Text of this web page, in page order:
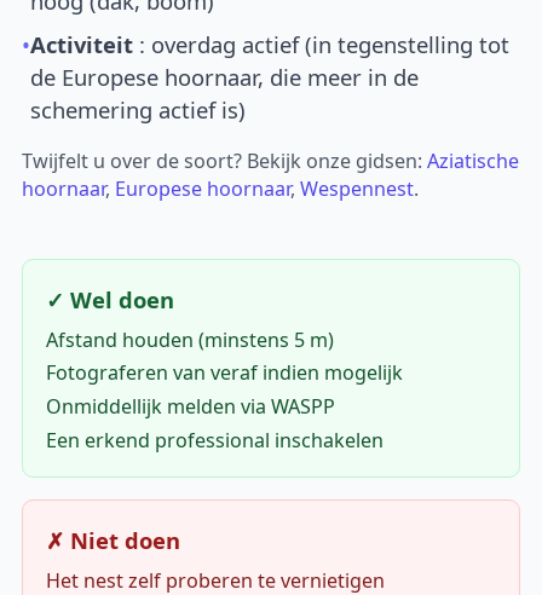
•Activiteit : overdag actief (in tegenstelling tot
de Europese hoornaar, die meer in de
schemering actief is)
Twijfelt u over de soort? Bekijk onze gidsen:Aziatische
hoornaar, Europese hoornaar,Wespennest.
✓ Wel doen
Afstand houden (minstens 5 m)
Fotograferen van veraf indien mogelijk
Onmiddellijk melden via WASPP
Een erkend professional inschakelen
✗ Niet doen
Het nest zelf proberen te vernietigen